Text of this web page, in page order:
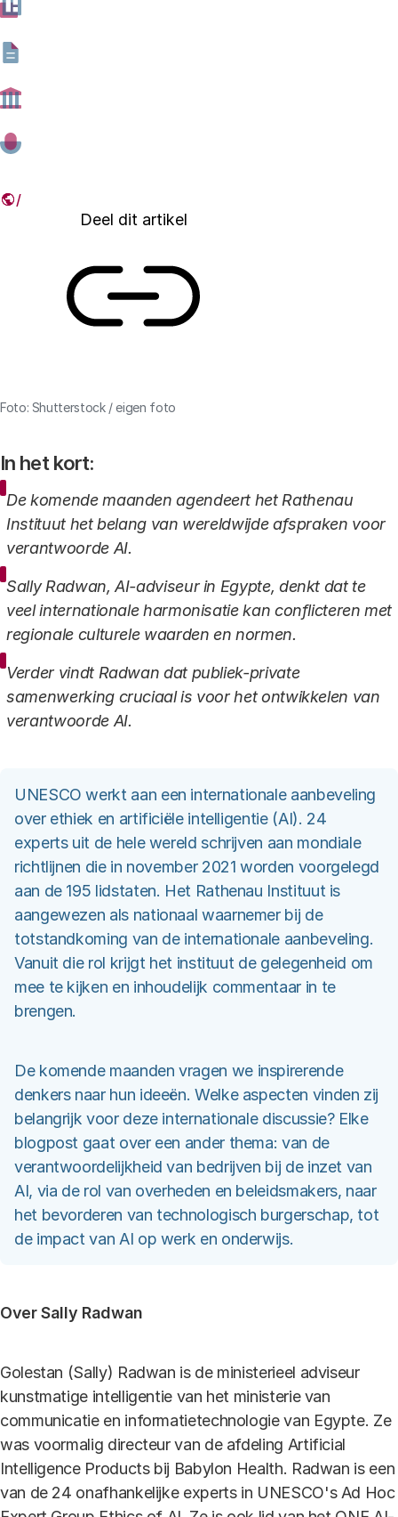
Egyptische minister van ICT ‘Er zijn grote zorgen dat
opgelegd zonder te kijken naar de behoeften van lokale
Deel dit artikel
Foto: Shutterstock / eigen foto
In het kort:
De komende maanden agendeert het Rathenau
Instituut het belang van wereldwijde afspraken voor
verantwoorde AI.
Sally Radwan, AI-adviseur in Egypte, denkt dat te
veel internationale harmonisatie kan conflicteren met
regionale culturele waarden en normen.
Verder vindt Radwan dat publiek-private
samenwerking cruciaal is voor het ontwikkelen van
verantwoorde AI.
UNESCO werkt aan een internationale aanbeveling
over ethiek en artificiële intelligentie (AI). 24
experts uit de hele wereld schrijven aan mondiale
richtlijnen die in november 2021 worden voorgelegd
aan de 195 lidstaten. Het Rathenau Instituut is
aangewezen als nationaal waarnemer bij de
totstandkoming van de internationale aanbeveling.
Vanuit die rol krijgt het instituut de gelegenheid om
mee te kijken en inhoudelijk commentaar in te
brengen.
De komende maanden vragen we inspirerende
denkers naar hun ideeën. Welke aspecten vinden zij
belangrijk voor deze internationale discussie? Elke
blogpost gaat over een ander thema: van de
verantwoordelijkheid van bedrijven bij de inzet van
AI, via de rol van overheden en beleidsmakers, naar
het bevorderen van technologisch burgerschap, tot
de impact van AI op werk en onderwijs.
Over Sally Radwan
Golestan (Sally) Radwan is de ministerieel adviseur
kunstmatige intelligentie van het ministerie van
communicatie en informatietechnologie van Egypte. Ze
was voormalig directeur van de afdeling Artificial
Intelligence Products bij Babylon Health. Radwan is een
van de 24 onafhankelijke experts in UNESCO's Ad Hoc